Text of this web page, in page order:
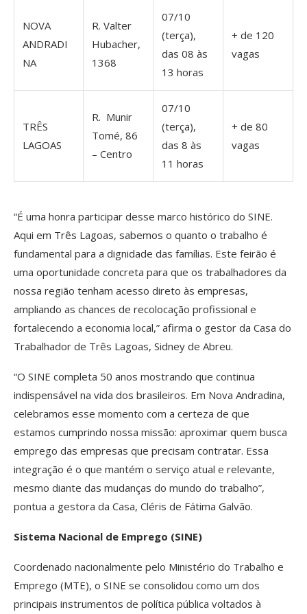
NOVA
ANDRADI
NA
R. Valter
Hubacher,
1368
07/10
(terça),
das 08 às
13 horas
+ de 120
vagas
TRÊS
LAGOAS
R. Munir
Tomé, 86
– Centro
07/10
(terça),
das 8 às
11 horas
+ de 80
vagas
“É uma honra participar desse marco histórico do SINE.
Aqui em Três Lagoas, sabemos o quanto o trabalho é
fundamental para a dignidade das famílias. Este feirão é
uma oportunidade concreta para que os trabalhadores da
nossa região tenham acesso direto às empresas,
ampliando as chances de recolocação profissional e
fortalecendo a economia local,” afirma o gestor da Casa do
Trabalhador de Três Lagoas, Sidney de Abreu.
“O SINE completa 50 anos mostrando que continua
indispensável na vida dos brasileiros. Em Nova Andradina,
celebramos esse momento com a certeza de que
estamos cumprindo nossa missão: aproximar quem busca
emprego das empresas que precisam contratar. Essa
integração é o que mantém o serviço atual e relevante,
mesmo diante das mudanças do mundo do trabalho”,
pontua a gestora da Casa, Cléris de Fátima Galvão.
Sistema Nacional de Emprego (SINE)
Coordenado nacionalmente pelo Ministério do Trabalho e
Emprego (MTE), o SINE se consolidou como um dos
principais instrumentos de política pública voltados à